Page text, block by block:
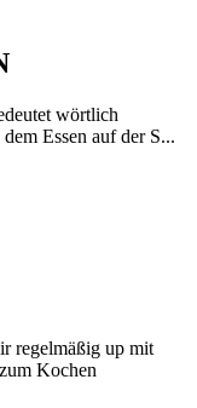
wörtlich
Essen auf der S...
regelmäßig up mit
Kochen